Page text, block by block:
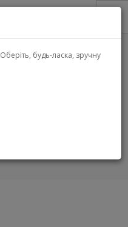
Оберіть, будь-ласка, зручну